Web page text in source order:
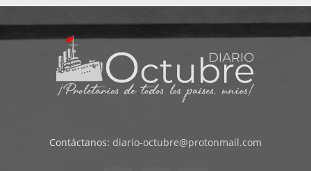
Contáctanos: diario-octubre@protonmail.com